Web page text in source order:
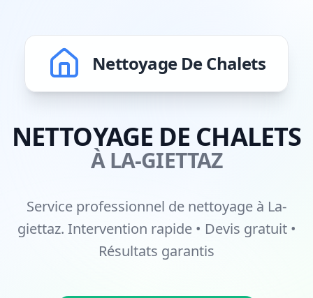
Nettoyage De Chalets
NETTOYAGE DE CHALETS
À LA-GIETTAZ
Service professionnel de nettoyage à La-
giettaz. Intervention rapide • Devis gratuit •
Résultats garantis